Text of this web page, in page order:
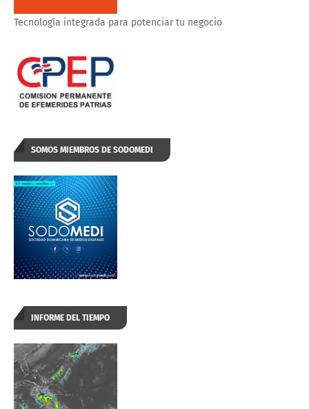
Tecnología integrada para potenciar tu negocio
SOMOS MIEMBROS DE SODOMEDI
INFORME DEL TIEMPO